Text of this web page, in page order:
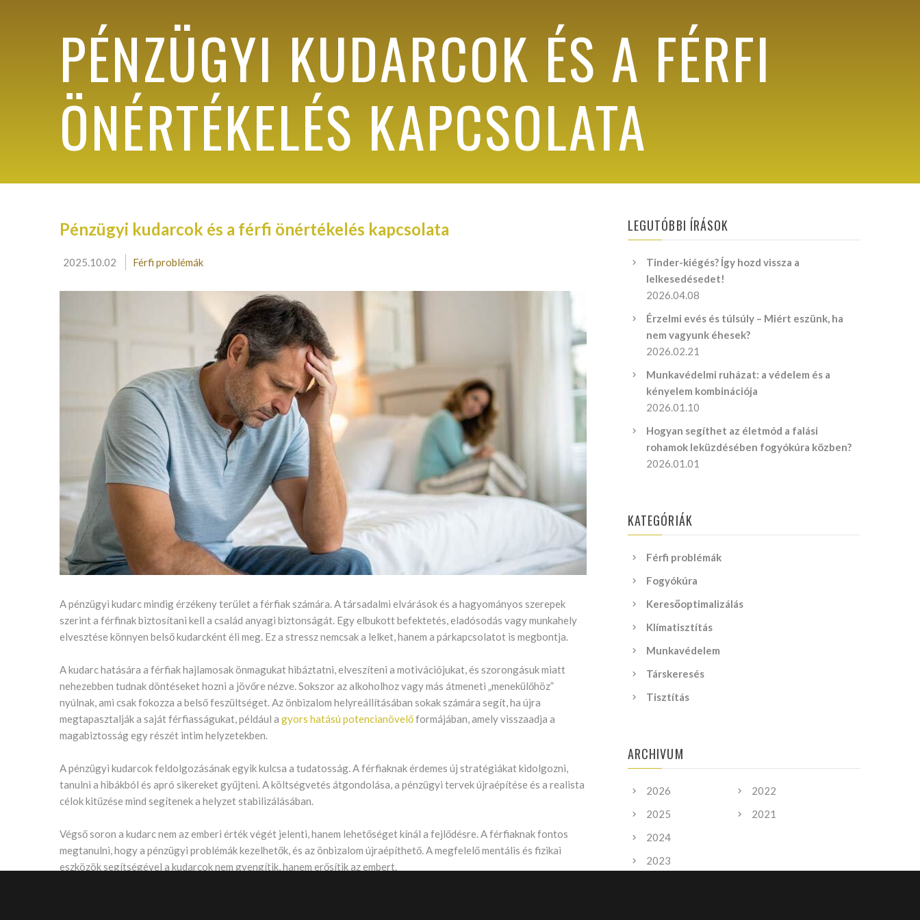
PÉNZÜGYI KUDARCOK ÉS A FÉRFI
ÖNÉRTÉKELÉS KAPCSOLATA
Pénzügyi kudarcok és a férfi önértékelés kapcsolata
2025.10.02 Férfi problémák
A pénzügyi kudarc mindig érzékeny terület a férfiak számára. A társadalmi elvárások és a hagyományos szerepek
szerint a férfinak biztosítani kell a család anyagi biztonságát. Egy elbukott befektetés, eladósodás vagy munkahely
elvesztése könnyen belső kudarcként éli meg. Ez a stressz nemcsak a lelket, hanem a párkapcsolatot is megbontja.
A kudarc hatására a férfiak hajlamosak önmagukat hibáztatni, elveszíteni a motivációjukat, és szorongásuk miatt
nehezebben tudnak döntéseket hozni a jövőre nézve. Sokszor az alkoholhoz vagy más átmeneti „menekülőhöz”
nyúlnak, ami csak fokozza a belső feszültséget. Az önbizalom helyreállításában sokak számára segít, ha újra
megtapasztalják a saját férfiasságukat, például agyors hatású potencianövelőformájában, amely visszaadja a
magabiztosság egy részét intim helyzetekben.
A pénzügyi kudarcok feldolgozásának egyik kulcsa a tudatosság. A férfiaknak érdemes új stratégiákat kidolgozni,
tanulni a hibákból és apró sikereket gyűjteni. A költségvetés átgondolása, a pénzügyi tervek újraépítése és a realista
célok kitűzése mind segítenek a helyzet stabilizálásában.
Végső soron a kudarc nem az emberi érték végét jelenti, hanem lehetőséget kínál a fejlődésre. A férfiaknak fontos
megtanulni, hogy a pénzügyi problémák kezelhetők, és az önbizalom újraépíthető. A megfelelő mentális és fizikai
eszközök segítségével a kudarcok nem gyengítik, hanem erősítik az embert.
LEGUTÓBBI ÍRÁSOK
Tinder-kiégés? Így hozd vissza a
lelkesedésedet!
2026.04.08
Érzelmi evés és túlsúly – Miért eszünk, ha
nem vagyunk éhesek?
2026.02.21
Munkavédelmi ruházat: a védelem és a
kényelem kombinációja
2026.01.10
Hogyan segíthet az életmód a falási
rohamok leküzdésében fogyókúra közben?
2026.01.01
KATEGÓRIÁK
Férfi problémák
Fogyókúra
Keresőoptimalizálás
Klímatisztítás
Munkavédelem
Társkeresés
Tisztítás
ARCHIVUM
2026
2025
2024
2023
2022
2021